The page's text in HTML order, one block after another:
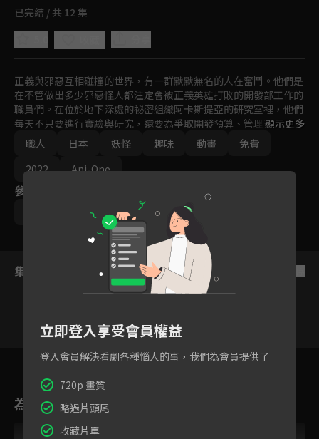
已完結 / 共 12 集
正義與邪惡互相碰撞的世界，有一群默默無名的人在奮鬥。他們是
在不管做出多少邪惡怪人都注定會被正義英雄打敗的開發部工作的
職員們。在位於地下深處的祕密組織阿卡斯提亞的研究室裡，他們
每天不只要進行實驗與研究，還要為爭取開發預算、管理交期以及
取得主管的批准，以報告之名進行抗戰。在阿卡斯提亞擔任研究助
理的黑井津燈香，能否與佐田卷博士一起克服重重障礙，做出打敗
英雄的怪人呢！？以宿敵的身分擋在黑井津他們面前的是無名的不
奮鬥的另一群專家們的日常生活故事。
顯示更多
職人
日本 妖怪 趣味 動畫
免費
2022
Ani-One
參與演員
集數列表
7 8 9 10 11
為您推薦
立即登入享受會員權益
登入會員解決看劇各種惱人的事，我們為會員提供了
720p 畫質
略過片頭尾
收藏片單